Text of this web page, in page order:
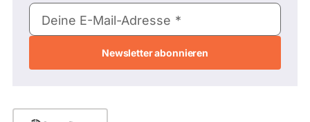
E-
Mail-
Deine E-Mail-Adresse